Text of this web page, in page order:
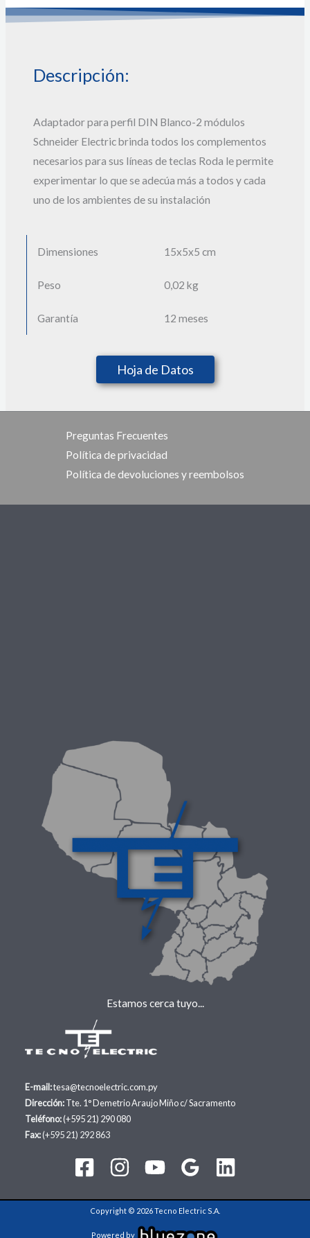
Descripción:
Adaptador para perfil DIN Blanco-2 módulos
Schneider Electric brinda todos los complementos
necesarios para sus líneas de teclas Roda le permite
experimentar lo que se adecúa más a todos y cada
uno de los ambientes de su instalación
Dimensiones 15x5x5 cm
Peso 0,02 kg
Garantía 12 meses
Hoja de Datos
Preguntas Frecuentes
Política de privacidad
Política de devoluciones y reembolsos
Estamos cerca tuyo...
E-mail:tesa@tecnoelectric.com.py
Dirección:Tte. 1° Demetrio Araujo Miño c/ Sacramento
Teléfono:(+595 21) 290 080
Fax:(+595 21) 292 863
Copyright © 2026 Tecno Electric S.A.
Powered by